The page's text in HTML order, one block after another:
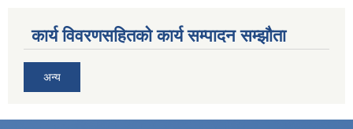
कार्य विवरणसहितको कार्य सम्पादन सम्झौता
अन्य